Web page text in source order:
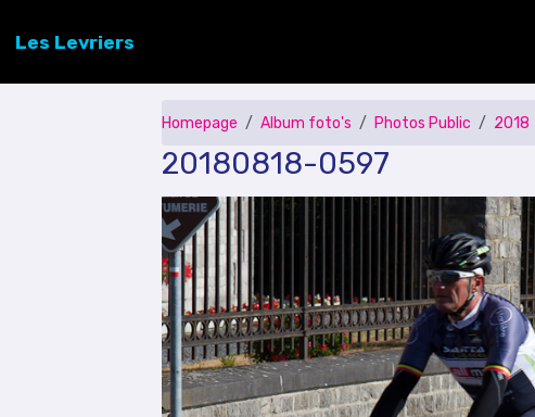
Les Levriers
Homepage Album foto's Photos Public 2018
20180818-0597